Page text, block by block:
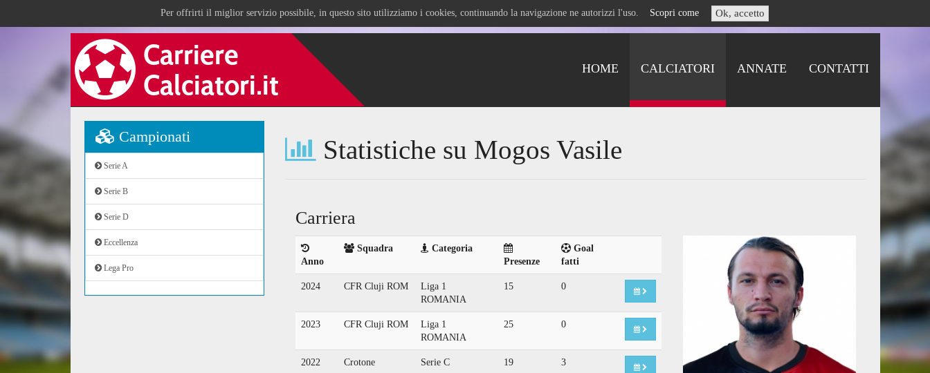
Per offrirti il miglior servizio possibile, in questo sito utilizziamo i cookies, continuando la navigazione ne autorizzi l'uso. Scopri come Ok, accetto
HOME CALCIATORI ANNATE CONTATTI
Campionati
Serie A
Serie B
Serie D
Eccellenza
Lega Pro
Statistiche su Mogos Vasile
Carriera
Anno
Squadra
Categoria
Presenze
Goal
fatti
2024 CFR Cluji ROM
Liga 1
ROMANIA
15 0
2023 CFR Cluji ROM
Liga 1
ROMANIA
25 0
2022 Crotone Serie C 19 3